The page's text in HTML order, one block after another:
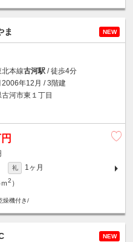
ま NEW
北本線古河駅 / 徒歩4分
2006年12月 / 3階建
河市東１丁目
礼
1ヶ月
2 ）
燥機付き/
NEW